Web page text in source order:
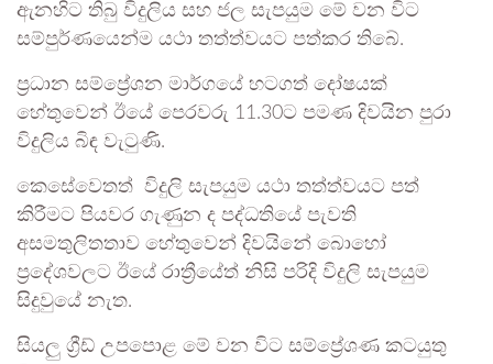
ඇනහිට තිබු විදුලිය සහ ජල සැපයුම මේ වන විට
සම්පුර්ණයෙන්ම යථා තත්ත්වයට පත්කර තිබේ.
ප්‍රධාන සම්ප්‍රේශන මාර්ගයේ හටගත් දෝෂයක්
හේතුවෙන් ඊයේ පෙරවරු 11.30ට පමණ දිවයින පුරා
විදුලිය බිඳ වැටුණි.
කෙසේවෙතත් විදුලි සැපයුම යථා තත්ත්වයට පත්
කිරීමට පියවර ගැණුන ද පද්ධතියේ පැවති
අසමතුලිතතාව හේතුවෙන් දිවයිනේ බොහෝ
ප්‍රදේශවලට ඊයේ රාත්‍රීයේත් නිසි පරිදි විදුලි සැපයුම
සිදුවුයේ නැත.
සියලු ග්‍රීඩ් උපපොළ මේ වන විට සම්ප්‍රේශණ කටයුතු